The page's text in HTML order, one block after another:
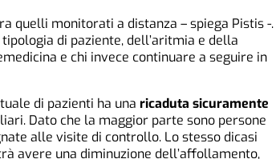
quelli monitorati a distanza – spiega Pistis -.
di paziente, dell’aritmia e della
e chi invece continuare a seguire in
di pazienti ha una ricaduta sicuramente
Dato che la maggior parte sono persone
alle visite di controllo. Lo stesso dicasi
avere una diminuzione dell’affollamento,